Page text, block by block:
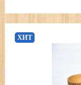
ХИТ